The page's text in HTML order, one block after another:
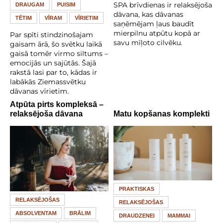
DRAUGAM PUISIM
TĒTIM VĪRAM VĪRIETIM
Par spīti stindzinošajam
gaisam ārā, šo svētku laikā
gaisā tomēr virmo siltums –
emocijās un sajūtās. Šajā
rakstā lasi par to, kādas ir
labākās Ziemassvētku
dāvanas vīrietim.
SPA brīvdienas ir relaksējoša
dāvana, kas dāvanas
saņēmējam ļaus baudīt
mierpilnu atpūtu kopā ar
savu mīļoto cilvēku.
Atpūta pirts kompleksā –
relaksējoša dāvana
RELAKSĒJOŠAS
ABSOLVENTAM BRĀLIM
Matu kopšanas komplekti
PRAKTISKAS
RELAKSĒJOŠAS
DRAUDZENEI MAMMAI